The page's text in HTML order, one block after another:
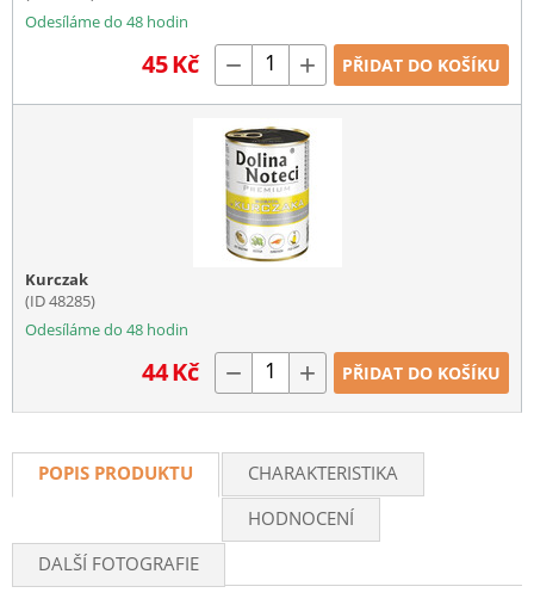
Odesíláme do 48 hodin
45Kč − + PŘIDAT DO KOŠÍKU
Kurczak
(ID 48285)
Odesíláme do 48 hodin
44Kč − + PŘIDAT DO KOŠÍKU
POPIS PRODUKTU
CHARAKTERISTIKA
HODNOCENÍ
DALŠÍ FOTOGRAFIE